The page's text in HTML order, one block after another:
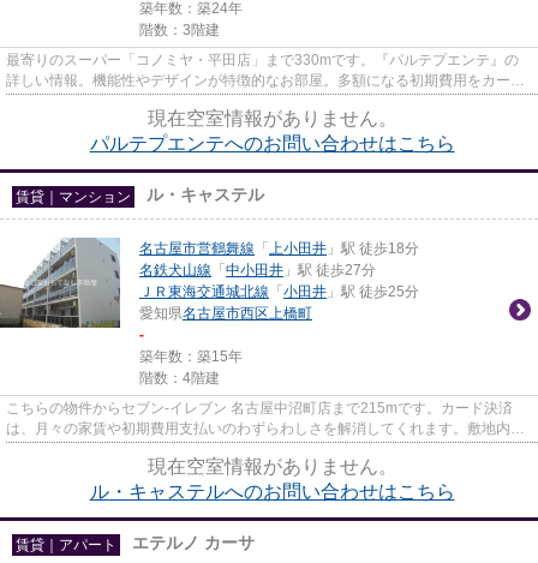
築年数：築24年
階数：3階建
最寄りのスーパー「コノミヤ・平田店」まで330mです。『パルテプエンテ』の
詳しい情報。機能性やデザインが特徴的なお部屋。多額になる初期費用をカード
現在空室情報がありません。
パルテプエンテへのお問い合わせはこちら
賃貸｜マンション ル・キャステル
名古屋市営鶴舞線 「 上小田井 」駅 徒歩18分
名鉄犬山線 「 中小田井 」駅 徒歩27分
ＪＲ東海交通城北線 「 小田井 」駅 徒歩25分
愛知県名古屋市西区上橋町
-
築年数：築15年
階数：4階建
こちらの物件からセブン‐イレブン 名古屋中沼町店まで215mです。カード決済
は、月々の家賃や初期費用支払いのわずらわしさを解消してくれます。敷地内ご
現在空室情報がありません。
ル・キャステルへのお問い合わせはこちら
賃貸｜アパート エテルノ カーサ